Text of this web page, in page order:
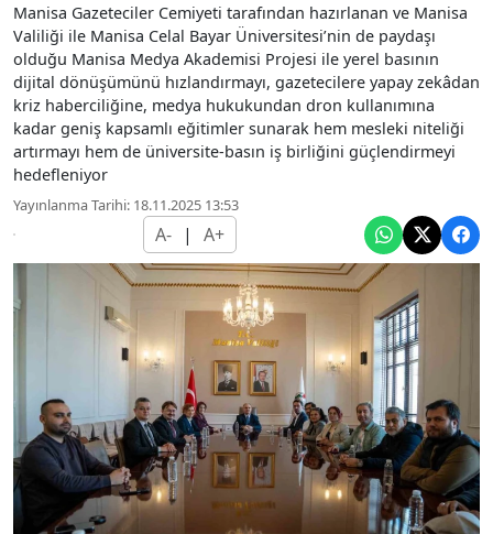
Manisa Gazeteciler Cemiyeti tarafından hazırlanan ve Manisa
Valiliği ile Manisa Celal Bayar Üniversitesi’nin de paydaşı
olduğu Manisa Medya Akademisi Projesi ile yerel basının
dijital dönüşümünü hızlandırmayı, gazetecilere yapay zekâdan
kriz haberciliğine, medya hukukundan dron kullanımına
kadar geniş kapsamlı eğitimler sunarak hem mesleki niteliği
artırmayı hem de üniversite-basın iş birliğini güçlendirmeyi
hedefleniyor
Yayınlanma Tarihi: 18.11.2025 13:53
A- | A+